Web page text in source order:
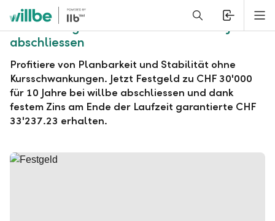
Alerts.Headline
willbe Festgeld zu CHF 30'000 für 10 Jahre
abschliessen
Profitiere von Planbarkeit und Stabilität ohne
Kursschwankungen. Jetzt Festgeld zu CHF 30'000
für 10 Jahre bei willbe abschliessen und dank
festem Zins am Ende der Laufzeit garantierte CHF
33'237.23 erhalten.